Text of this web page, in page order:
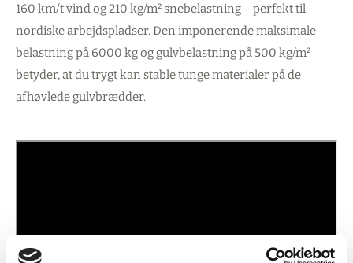
160 km/t vind og 210 kg/m² snebelastning – perfekt til
nordiske arbejdspladser. Den imponerende maksimale
belastning på 6000 kg og gulvbelastning på 500 kg/m²
betyder, at du trygt kan stable tunge materialer på de
afhøvlede gulvbrædder.